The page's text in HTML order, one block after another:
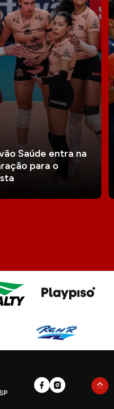
Saúde entra na
para o